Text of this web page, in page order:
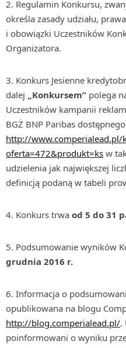
Regulamin Konkursu,
określa zasady udziału, prawa
i obowiązki Uczestników
Organizatora.
Konkurs Jesienne
dalej „Konkursem” polega
Uczestników kampanii
BGŻ BNP Paribas
http://www.comperialead.pl/
oferta=472&produkt=ks w
udzielenia jak największej
definicją podaną w tabeli
Konkurs trwa od 5 do 31
Podsumowanie wyników
grudnia 2016 r.
Informacja o
opublikowana na blogu
http://blog.comperialead.pl/.
poinformowani o wyniku